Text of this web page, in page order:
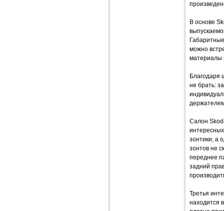
В основе
можно
материалы
Благодаря
не брать:
Салон
зонтики, а
зонтов не
переднее
задний
Третья
находится